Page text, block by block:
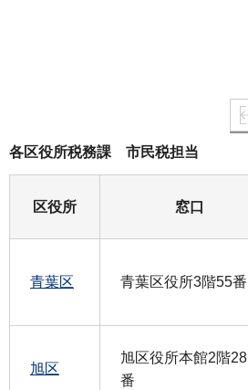
各区役所税務課 市民税担当
区役所 窓口
青葉区 青葉区役所3階55番
旭区
旭区役所本館2階28
番